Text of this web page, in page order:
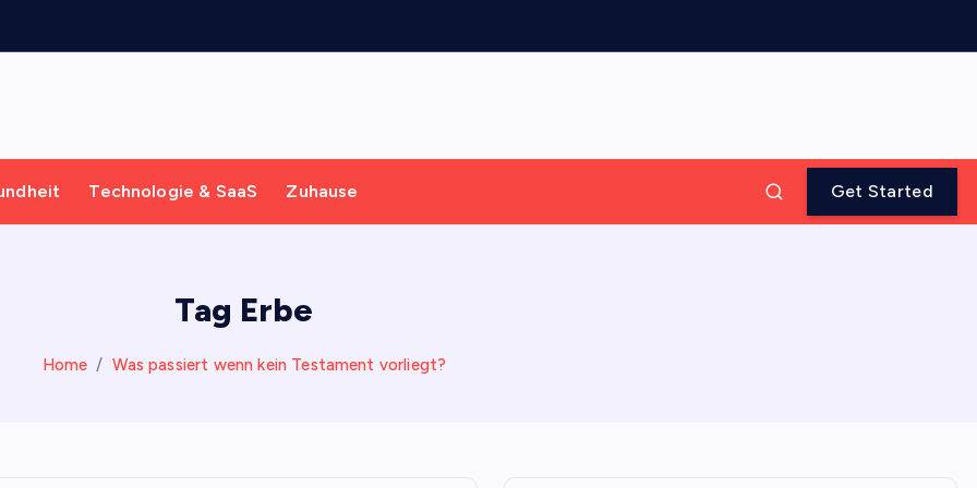
Technologie & SaaS Zuhause Get Started
Tag Erbe
Home Was passiert wenn kein Testament vorliegt?